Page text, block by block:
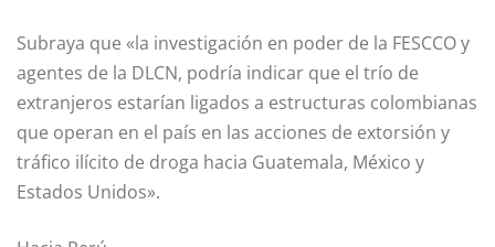
Subraya que «la investigación en poder de la FESCCO y
agentes de la DLCN, podría indicar que el trío de
extranjeros estarían ligados a estructuras colombianas
que operan en el país en las acciones de extorsión y
tráfico ilícito de droga hacia Guatemala, México y
Estados Unidos».